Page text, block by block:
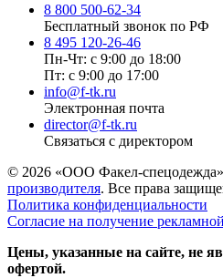
8 800 500-62-34
Бесплатный звонок по РФ
8 495 120-26-46
Пн-Чт: с 9:00 до 18:00
Пт: с 9:00 до 17:00
info@f-tk.ru
Электронная почта
director@f-tk.ru
Связаться с директором
© 2026 «ООО Факел-
производителя. Все права
Политика конфиденциальности
Согласие на получение
Цены, указанные на сайте, не
офертой.